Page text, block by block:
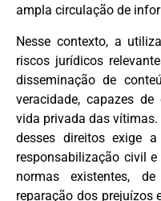
ampla circulação de
Nesse contexto, a
riscos jurídicos
disseminação de
veracidade, capazes
vida privada das
desses direitos exige
responsabilização civil
normas existentes,
reparação dos prejuízos